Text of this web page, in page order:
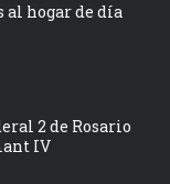
al hogar de día
2 de Rosario
IV